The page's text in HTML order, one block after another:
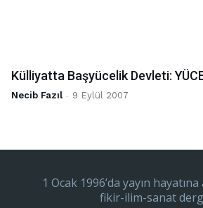
Külliyatta Başyücelik Devleti:
Necib Fazıl - 9 Eylül 2007
1 Ocak 1996’da yayın
fikir-ilim-sanat